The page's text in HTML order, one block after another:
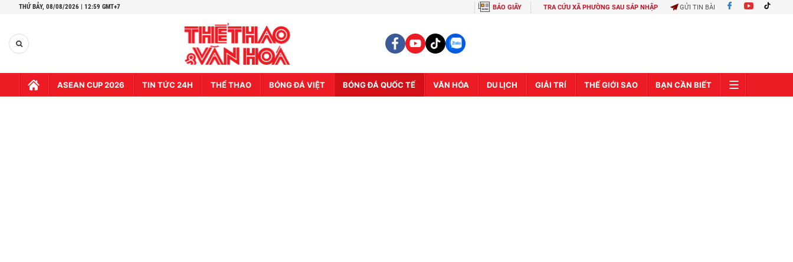
THỨ BẢY, 08/08/2026 | 12:59 GMT+7 BÁO GIẤY TRA CỨU XÃ PHƯỜNG SAU SÁP NHẬP GỬI TIN BÀI
ASEAN CUP 2026 TIN TỨC 24H THỂ THAO BÓNG ĐÁ VIỆT BÓNG ĐÁ QUỐC TẾ VĂN HÓA DU LỊCH GIẢI TRÍ THẾ GIỚI SAO BẠN CẦN BIẾT